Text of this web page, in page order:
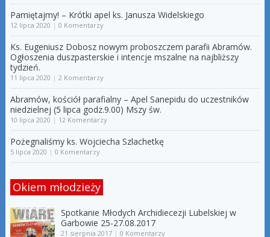
Pamiętajmy! – Krótki apel ks. Janusza Widelskiego
12 lipca 2020 | 0 Komentarzy
Ks. Eugeniusz Dobosz nowym proboszczem parafii Abramów.
Ogłoszenia duszpasterskie i intencje mszalne na najbliższy
tydzień.
11 lipca 2020 | 2 Komentarzy
Abramów, kościół parafialny – Apel Sanepidu do uczestników
niedzielnej (5 lipca godz.9.00) Mszy św.
10 lipca 2020 | 12 Komentarzy
Pożegnaliśmy ks. Wojciecha Szlachetkę
5 lipca 2020 | 0 Komentarzy
Okiem młodzieży
Spotkanie Młodych Archidiecezji Lubelskiej w
Garbowie 25-27.08.2017
21 sierpnia 2017| 0 Komentarzy